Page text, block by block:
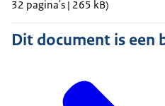
32 pagina's | 265 kB)
Dit document is een